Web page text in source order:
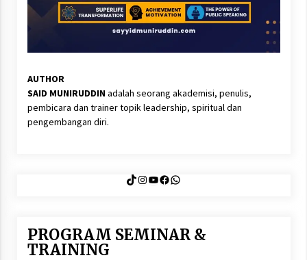
AUTHOR
SAID MUNIRUDDINadalah seorang akademisi, penulis,
pembicara dan trainer topik leadership, spiritual dan
pengembangan diri.
TikTok
Instagram
YouTube
Facebook
WhatsApp
PROGRAM SEMINAR &
TRAINING